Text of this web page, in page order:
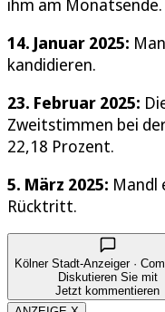
ihm am Monatsende.
14. Januar 2025:
kandidieren.
23. Februar 2025:
Zweitstimmen bei
22,18 Prozent.
5. März 2025: Mandl
Rücktritt.
Kölner Stadt-Anzeiger ·
Diskutieren Sie mit
Jetzt kommentieren